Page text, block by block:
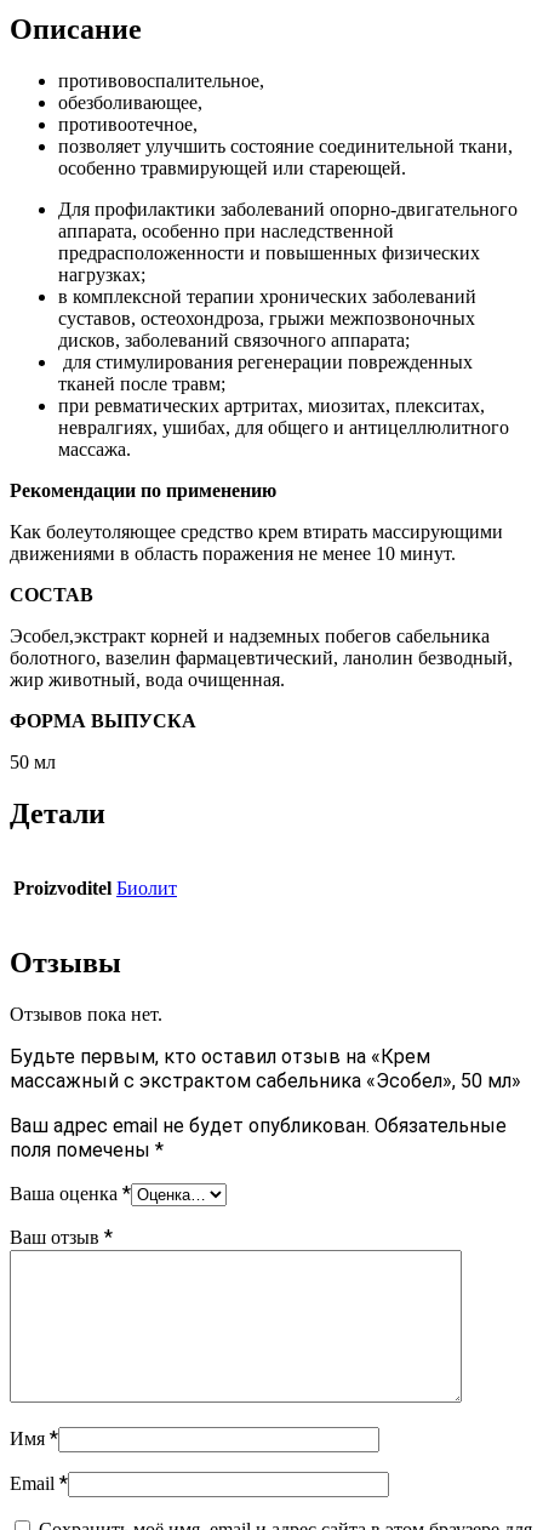
Описание
противовоспалительное,
обезболивающее,
противоотечное,
позволяет улучшить состояние соединительной ткани,
особенно травмирующей или стареющей.
Для профилактики заболеваний опорно-двигательного
аппарата, особенно при наследственной
предрасположенности и повышенных физических
нагрузках;
в комплексной терапии хронических заболеваний
суставов, остеохондроза, грыжи межпозвоночных
дисков, заболеваний связочного аппарата;
для стимулирования регенерации поврежденных
тканей после травм;
при ревматических артритах, миозитах, плекситах,
невралгиях, ушибах, для общего и антицеллюлитного
массажа.
Рекомендации по применению
Как болеутоляющее средство крем втирать массирующими
движениями в область поражения не менее 10 минут.
СОСТАВ
Эсобел,экстракт корней и надземных побегов сабельника
болотного, вазелин фармацевтический, ланолин безводный,
жир животный, вода очищенная.
ФОРМА ВЫПУСКА
50 мл
Детали
Proizvoditel Биолит
Отзывы
Отзывов пока нет.
Будьте первым, кто оставил отзыв на «Крем
массажный с экстрактом сабельника «Эсобел», 50 мл»
Ваш адрес email не будет опубликован. Обязательные
поля помечены *
Ваша оценка *
Ваш отзыв *
Имя *
Email *